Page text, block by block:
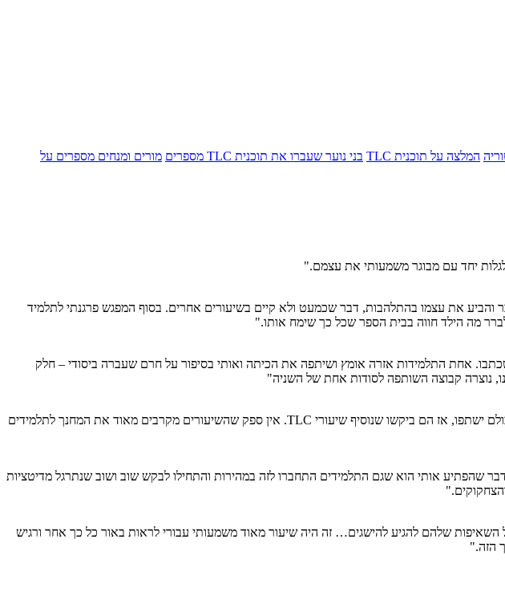
המלצה על תוכנית TLC בני נוער שעברו את תוכנית TLC מספרים
מורים ומנחים מספרים על
יחד עם מבוגר משמעותי את עצמם."
והביע את עצמו בהתלהבות, דבר שכמעט ולא קיים בשיעורים אחרים. בסוף המפגש פרגנתי לתלמיד
מה הילד חווה בבית הספר שכל כך שימח אותו."
אחת התלמידות אזרה אומץ ושיתפה את הכיתה ואותי בסיפור על חרם שעברה ביסודי – חלק
נוצרה קבוצה השותפה לסודות אחת של השניה"
"חשבתי שילדים לא ירצו לשתף אבל הופתעתי מאוד – ילדים שיתפו והזמן בשיעורים הראשונים אפילו לא הספיק כדי שכולם ישתפו, אז הם ביקשו שנוסיף שיעורי TLC. אין ספק שהשיעורים מקרבים מאוד את המחנך לתלמידים
שהפתיע אותי הוא שגם התלמידים התחברו לזה במהירות והתחילו לבקש שוב ושוב שנתרגל מדיטציות
שלהם להגיע להישגים… זה היה שיעור מאוד משמעותי עבורי לראות באור כל כך אחר ורגיש